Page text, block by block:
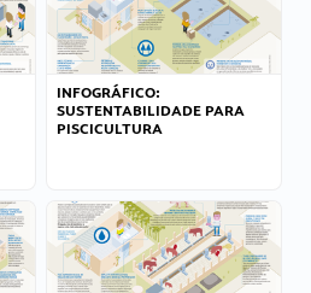
INFOGRÁFICO:
SUSTENTABILIDADE PARA
PISCICULTURA